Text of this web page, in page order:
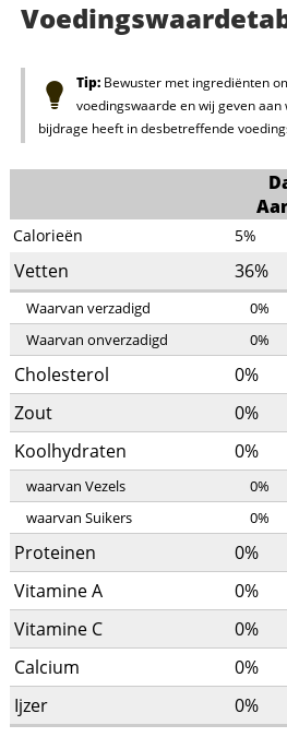
Tip:Bewuster met ingrediënten
voedingswaarde en wij geven
bijdrage heeft in desbetreffende
Calorieën 5%
Vetten 36%
Waarvan verzadigd 0%
Waarvan onverzadigd
0%
Cholesterol 0%
Zout
0%
Koolhydraten
0%
waarvan Vezels 0%
waarvan Suikers
0%
Proteinen 0%
Vitamine A
0%
Vitamine C
0%
Calcium
0%
Ijzer
0%